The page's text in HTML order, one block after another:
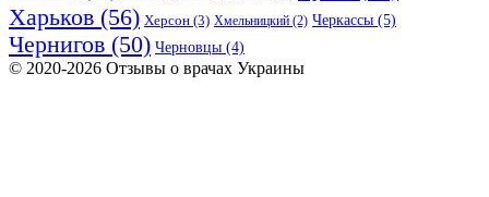
Харьков (56) Херсон (3) Хмельницкий (2) Черкассы (5)
Чернигов (50) Черновцы (4)
© 2020-2026 Отзывы о врачах Украины